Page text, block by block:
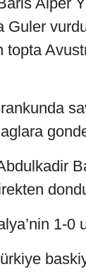
Guler
topta
1-0